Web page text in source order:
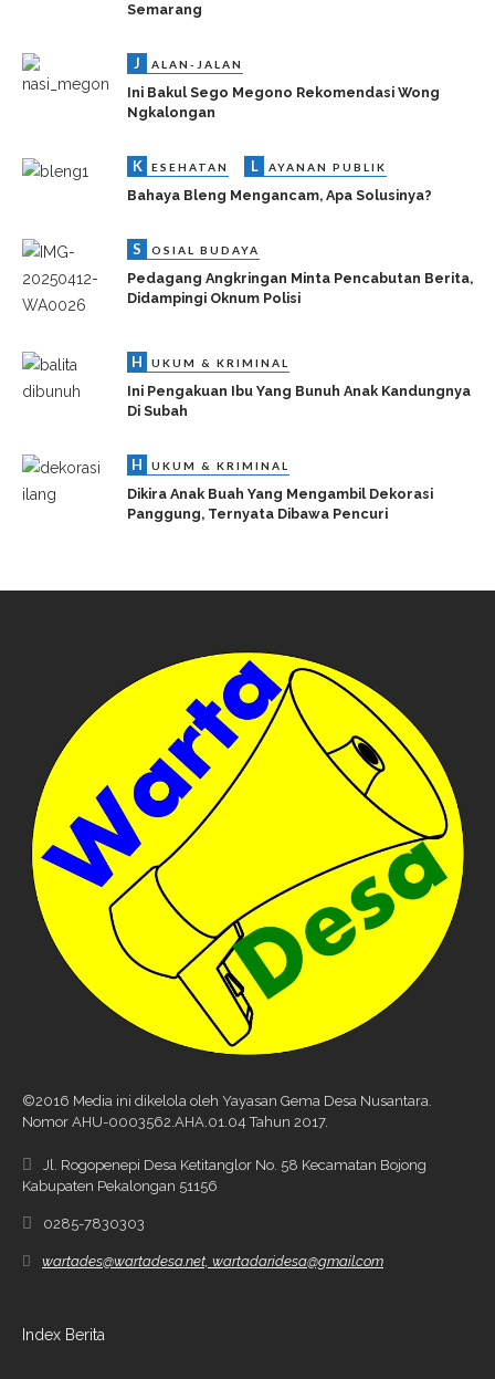
Semarang
J ALAN-JALAN
Ini Bakul Sego Megono Rekomendasi Wong
Ngkalongan
K ESEHATAN L AYANAN PUBLIK
Bahaya Bleng Mengancam, Apa Solusinya?
S OSIAL BUDAYA
Pedagang Angkringan Minta Pencabutan Berita,
Didampingi Oknum Polisi
H UKUM & KRIMINAL
Ini Pengakuan Ibu Yang Bunuh Anak Kandungnya
Di Subah
H UKUM & KRIMINAL
Dikira Anak Buah Yang Mengambil Dekorasi
Panggung, Ternyata Dibawa Pencuri
©2016 Media ini dikelola oleh Yayasan Gema Desa Nusantara.
Nomor AHU-0003562.AHA.01.04 Tahun 2017.
Jl. Rogopenepi Desa Ketitanglor No. 58 Kecamatan Bojong
Kabupaten Pekalongan 51156
0285-7830303
wartades@wartadesa.net, wartadaridesa@gmail.com
Index Berita